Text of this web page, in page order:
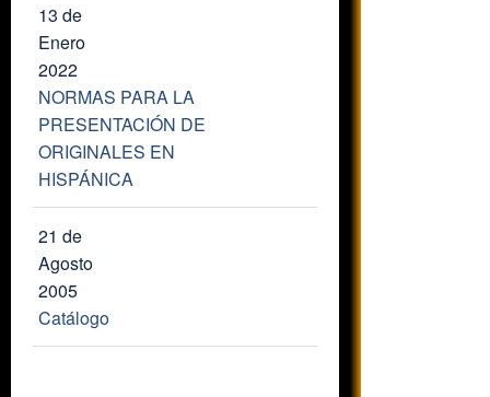
13 de
Enero
2022
NORMAS PARA LA
PRESENTACIÓN DE
ORIGINALES EN
HISPÁNICA
21 de
Agosto
2005
Catálogo